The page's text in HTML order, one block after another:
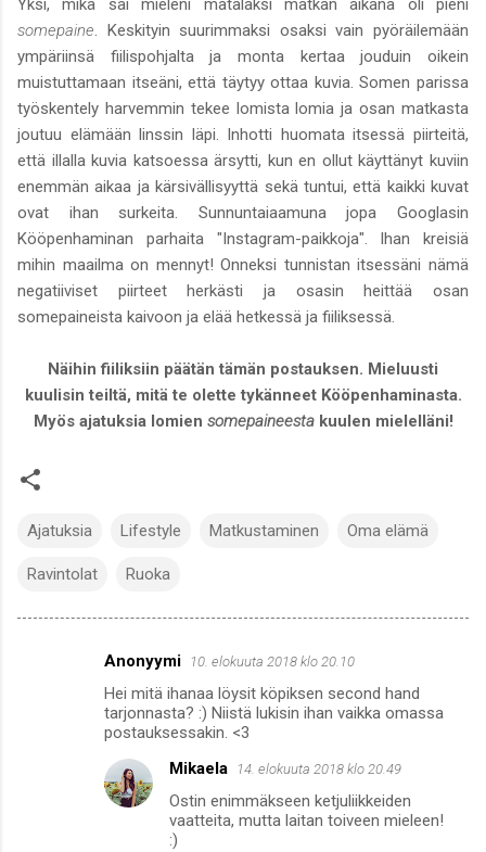
Yksi, mikä sai mieleni matalaksi matkan aikana oli pieni
somepaine. Keskityin suurimmaksi osaksi vain pyöräilemään
ympäriinsä fiilispohjalta ja monta kertaa jouduin oikein
muistuttamaan itseäni, että täytyy ottaa kuvia. Somen parissa
työskentely harvemmin tekee lomista lomia ja osan matkasta
joutuu elämään linssin läpi. Inhotti huomata itsessä piirteitä,
että illalla kuvia katsoessa ärsytti, kun en ollut käyttänyt kuviin
enemmän aikaa ja kärsivällisyyttä sekä tuntui, että kaikki kuvat
ovat ihan surkeita. Sunnuntaiaamuna jopa Googlasin
Kööpenhaminan parhaita "Instagram-paikkoja". Ihan kreisiä
mihin maailma on mennyt! Onneksi tunnistan itsessäni nämä
negatiiviset piirteet herkästi ja osasin heittää osan
somepaineista kaivoon ja elää hetkessä ja fiiliksessä.
Näihin fiiliksiin päätän tämän postauksen. Mieluusti
kuulisin teiltä, mitä te olette tykänneet Kööpenhaminasta.
Myös ajatuksia lomien somepaineesta kuulen mielelläni!
Ajatuksia Lifestyle Matkustaminen Oma elämä
Ravintolat Ruoka
Anonyymi 10. elokuuta 2018 klo 20.10
Hei mitä ihanaa löysit köpiksen second hand
tarjonnasta? :) Niistä lukisin ihan vaikka omassa
postauksessakin. <3
Mikaela 14. elokuuta 2018 klo 20.49
Ostin enimmäkseen ketjuliikkeiden
vaatteita, mutta laitan toiveen mieleen!
:)